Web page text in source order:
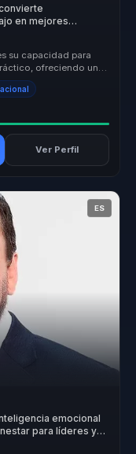
en mejores
su capacidad para
ofreciendo un
Ver Perfil
ES
emocional
para líderes y